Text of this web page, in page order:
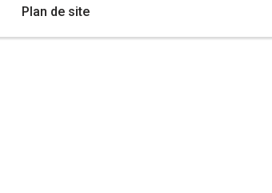
Plan de site